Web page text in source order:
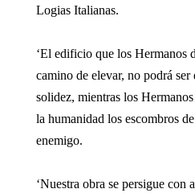
Logias Italianas.
‘El edificio que los Hermanos
camino de elevar, no podrá
solidez, mientras los
la humanidad los escombros
enemigo.
‘Nuestra obra se persigue con